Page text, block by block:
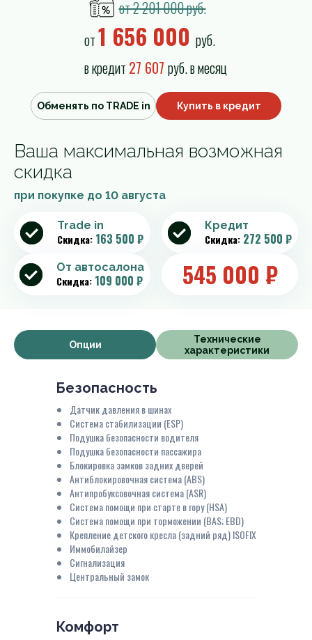
от 2 201 000 руб.
от1 656 000 руб.
в кредит 27 607 руб. в месяц
Обменять по TRADE in Купить в кредит
Ваша максимальная возможная
скидка
при покупке до 10 августа
Trade in
Скидка: 163 500 ₽
Кредит
Скидка: 272 500 ₽
От автосалона
Скидка: 109 000 ₽ 545 000 ₽
Опции
Технические
характеристики
Безопасность
Датчик давления в шинах
Система стабилизации (ESP)
Подушка безопасности водителя
Подушка безопасности пассажира
Блокировка замков задних дверей
Антиблокировочная система (ABS)
Антипробуксовочная система (ASR)
Система помощи при старте в гору (HSA)
Система помощи при торможении (BAS; EBD)
Крепление детского кресла (задний ряд) ISOFIX
Иммобилайзер
Сигнализация
Центральный замок
Комфорт